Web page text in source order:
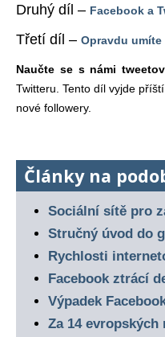
Druhý díl – Facebook a
Třetí díl – Opravdu
Naučte se s námi
Twitteru. Tento díl vyjde
nové followery.
Články na
Sociální sítě pro
Stručný úvod do
Rychlosti
Facebook ztrácí
Výpadek
Za 14